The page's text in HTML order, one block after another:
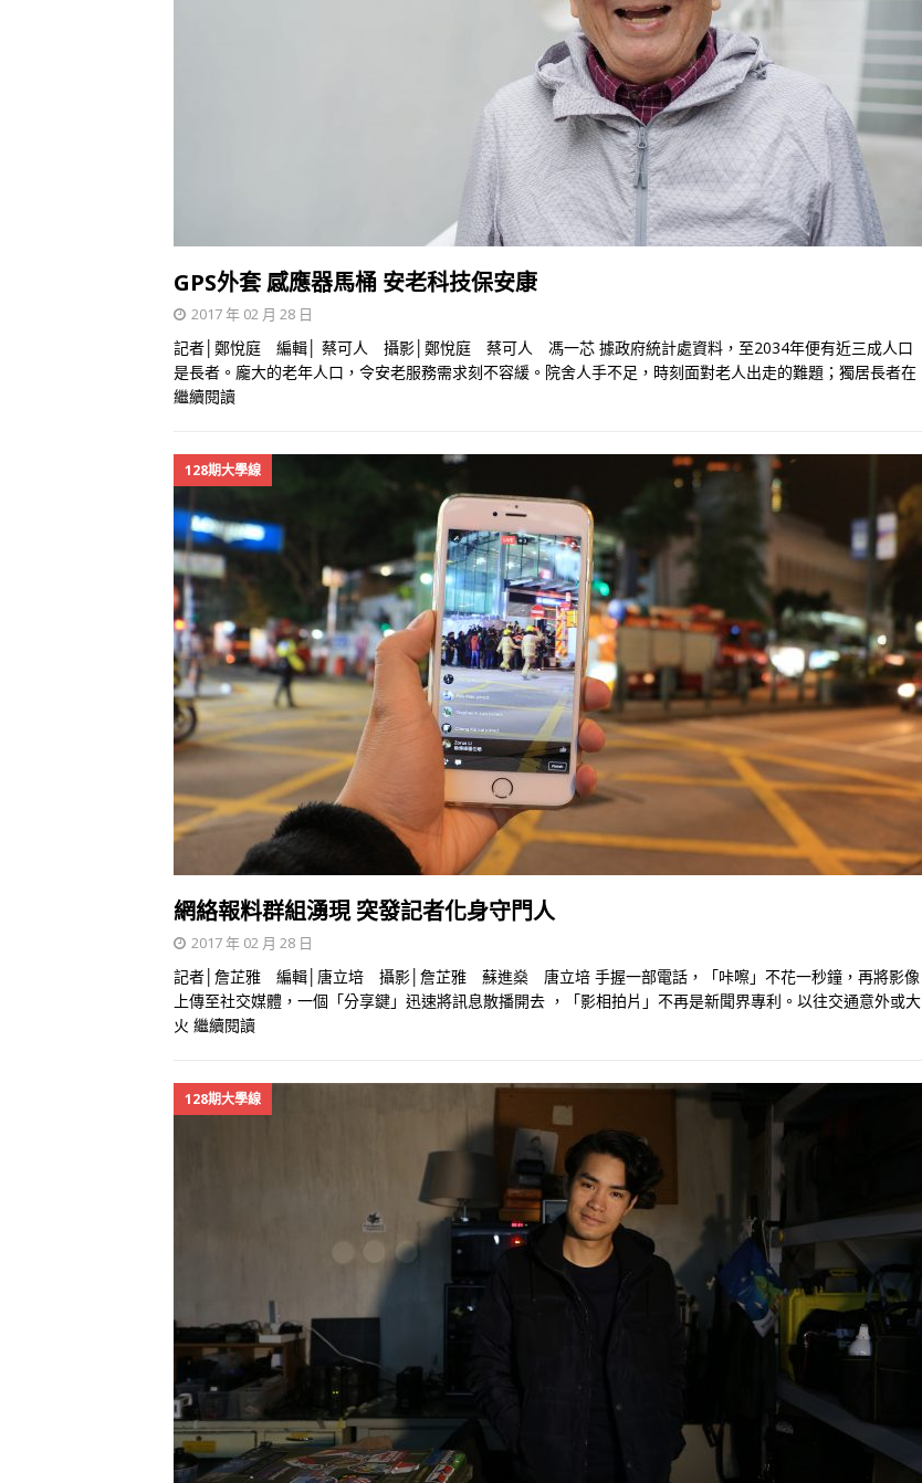
GPS外套 感應器馬桶 安老科技保安康
2017 年 02 月 28 日
記者│鄭悅庭 編輯│ 蔡可人 攝影│鄭悅庭 蔡可人 馮一芯 據政府統計處資料，至2034年便有近三成人口
是長者。龐大的老年人口，令安老服務需求刻不容緩。院舍人手不足，時刻面對老人出走的難題；獨居長者在
繼續閱讀
128期大學線
網絡報料群組湧現 突發記者化身守門人
2017 年 02 月 28 日
記者│詹芷雅 編輯│唐立培 攝影│詹芷雅 蘇進燊 唐立培 手握一部電話，「咔嚓」不花一秒鐘，再將影像
上傳至社交媒體，一個「分享鍵」迅速將訊息散播開去 ，「影相拍片」不再是新聞界專利。以往交通意外或大
火 繼續閱讀
128期大學線